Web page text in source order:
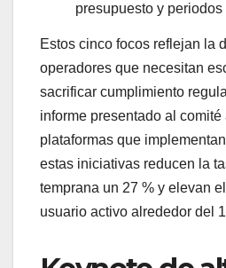
presupuesto y
Estos cinco focos reflejan la
operadores que necesitan
sacrificar cumplimiento
informe presentado al
plataformas que
estas iniciativas reducen la
temprana un 27 % y elevan
usuario activo alrededor del